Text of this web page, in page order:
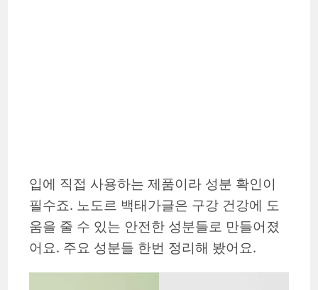
입에 직접 사용하는 제품이라 성분 확인이
필수죠. 노도르 백태가글은 구강 건강에 도
움을 줄 수 있는 안전한 성분들로 만들어졌
어요. 주요 성분들 한번 정리해 봤어요.